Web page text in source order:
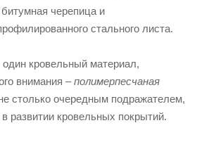
черепица и
стального листа.
кровельный материал,
внимания –полимерпесчаная
столько очередным подражателем,
развитии кровельных покрытий.